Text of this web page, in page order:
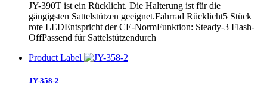
JY-390T ist ein Rücklicht. Die Halterung ist für die
gängigsten Sattelstützen geeignet.Fahrrad Rücklicht5 Stück
rote LEDEntspricht der CE-NormFunktion: Steady-3 Flash-
OffPassend für Sattelstützendurch
Product Label
JY-358-2